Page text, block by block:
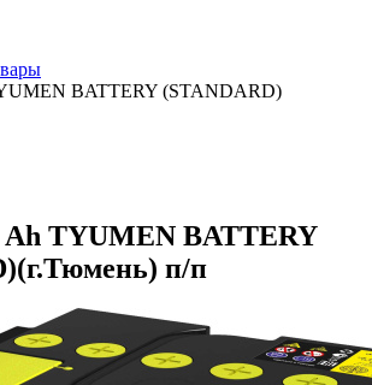
BATTERY (STANDARD)
TYUMEN BATTERY
п/п